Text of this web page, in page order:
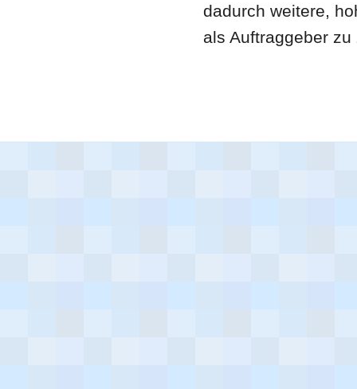
dadurch weitere,
als Auftraggeber